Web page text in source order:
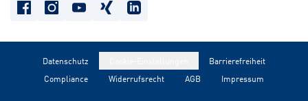
Datenschutz
Barrierefreiheit
Compliance
Widerrufsrecht AGB Impressum